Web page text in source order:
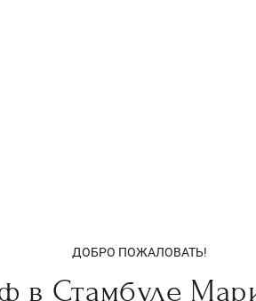
ДОБРО ПОЖАЛОВАТЬ!
в Стамбуле